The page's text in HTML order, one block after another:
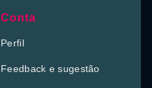
Conta
Perfil
Feedback e sugestão